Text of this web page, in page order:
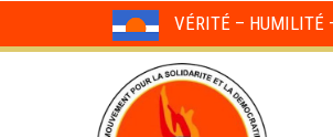
VÉRITÉ – HUMILITÉ